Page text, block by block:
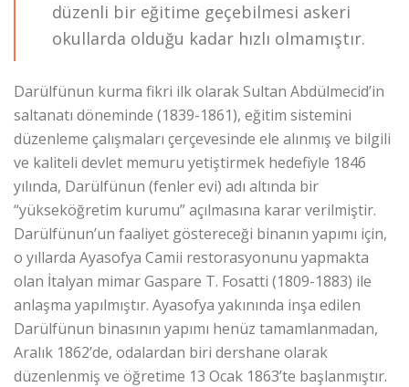
düzenli bir eğitime geçebilmesi askeri
okullarda olduğu kadar hızlı olmamıştır.
Darülfünun kurma fikri ilk olarak Sultan Abdülmecid’in
saltanatı döneminde (1839-1861), eğitim sistemini
düzenleme çalışmaları çerçevesinde ele alınmış ve bilgili
ve kaliteli devlet memuru yetiştirmek hedefiyle 1846
yılında, Darülfünun (fenler evi) adı altında bir
“yükseköğretim kurumu” açılmasına karar verilmiştir.
Darülfünun’un faaliyet göstereceği binanın yapımı için,
o yıllarda Ayasofya Camii restorasyonunu yapmakta
olan İtalyan mimar Gaspare T. Fosatti (1809-1883) ile
anlaşma yapılmıştır. Ayasofya yakınında inşa edilen
Darülfünun binasının yapımı henüz tamamlanmadan,
Aralık 1862’de, odalardan biri dershane olarak
düzenlenmiş ve öğretime 13 Ocak 1863’te başlanmıştır.